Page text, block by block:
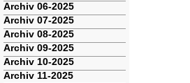
Archiv 06-2025
Archiv 07-2025
Archiv 08-2025
Archiv 09-2025
Archiv 10-2025
Archiv 11-2025